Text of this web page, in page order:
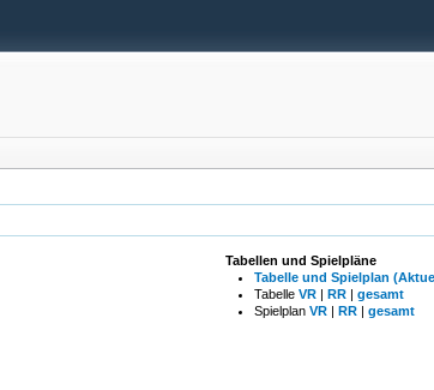
Tabellen und Spielpläne
Tabelle und Spielplan
Tabelle VR | RR | gesamt
Spielplan VR | RR | gesamt